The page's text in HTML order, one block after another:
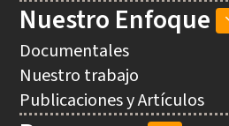
Nuestro Enfoque
Documentales
Nuestro trabajo
Publicaciones y Artículos